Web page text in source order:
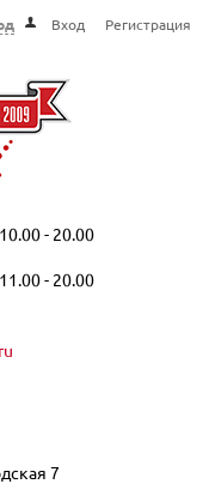
Вход Регистрация
- 20.00
- 20.00
7